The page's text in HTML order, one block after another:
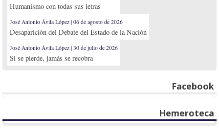
Humanismo con todas sus letras
José Antonio Ávila López | 06 de agosto de 2026
Desaparición del Debate del Estado de la Nación
José Antonio Ávila López | 30 de julio de 2026
Si se pierde, jamás se recobra
Facebook
Hemeroteca